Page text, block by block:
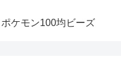
ポケモン100均ビーズ